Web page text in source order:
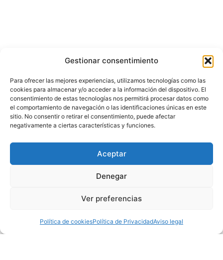
Gestionar consentimiento
Para ofrecer las mejores experiencias, utilizamos tecnologías como las
cookies para almacenar y/o acceder a la información del dispositivo. El
consentimiento de estas tecnologías nos permitirá procesar datos como
el comportamiento de navegación o las identificaciones únicas en este
sitio. No consentir o retirar el consentimiento, puede afectar
negativamente a ciertas características y funciones.
Aceptar
Denegar
Ver preferencias
Política de cookiesPolítica de PrivacidadAviso legal